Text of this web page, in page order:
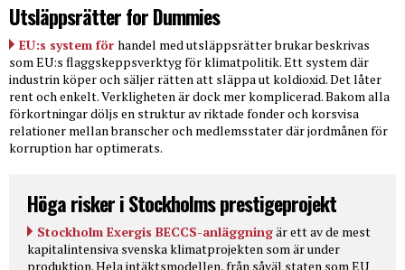
Utsläppsrätter for Dummies
EU:s system för handel med utsläppsrätter brukar beskrivas
som EU:s flaggskeppsverktyg för klimatpolitik. Ett system där
industrin köper och säljer rätten att släppa ut koldioxid. Det låter
rent och enkelt. Verkligheten är dock mer komplicerad. Bakom alla
förkortningar döljs en struktur av riktade fonder och korsvisa
relationer mellan branscher och medlemsstater där jordmånen för
korruption har optimerats.
Höga risker i Stockholms prestigeprojekt
Stockholm Exergis BECCS-anläggningär ett av de mest
kapitalintensiva svenska klimatprojekten som är under
produktion. Hela intäktsmodellen, från såväl staten som EU